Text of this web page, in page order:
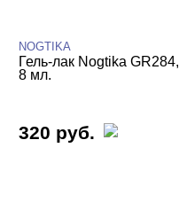
NOGTIKA
Гель-лак Nogtika GR284,
8 мл.
320 руб.